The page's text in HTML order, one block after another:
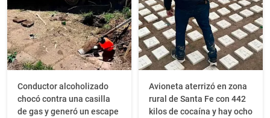
Conductor alcoholizado
chocó contra una casilla
de gas y generó un escape
Avioneta aterrizó en zona
rural de Santa Fe con 442
kilos de cocaína y hay ocho